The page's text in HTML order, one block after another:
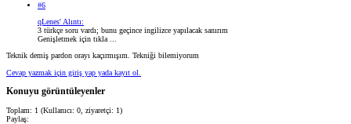
#6
qLenes' Alıntı:
3 türkçe soru vardı; bunu geçince ingilizce yapılacak sanırım
Genişletmek için tıkla ...
Teknik demiş pardon orayı kaçırmışım. Tekniği bilemiyorum
Cevap yazmak için giriş yap yada kayıt ol.
Konuyu görüntüleyenler
Toplam: 1 (Kullanıcı: 0, ziyaretçi: 1)
Paylaş: